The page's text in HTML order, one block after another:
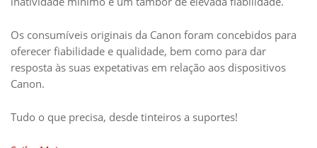
Os consumíveis originais da Canon foram concebidos para
oferecer fiabilidade e qualidade, bem como para dar
resposta às suas expetativas em relação aos dispositivos
Canon.
Tudo o que precisa, desde tinteiros a suportes!